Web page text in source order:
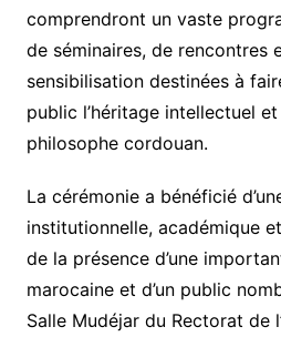
comprendront un vaste
de séminaires, de rencontres
sensibilisation destinées à
public l’héritage intellectuel
philosophe cordouan.
La cérémonie a bénéficié
institutionnelle, académique
de la présence d’une
marocaine et d’un public
Salle Mudéjar du Rectorat de